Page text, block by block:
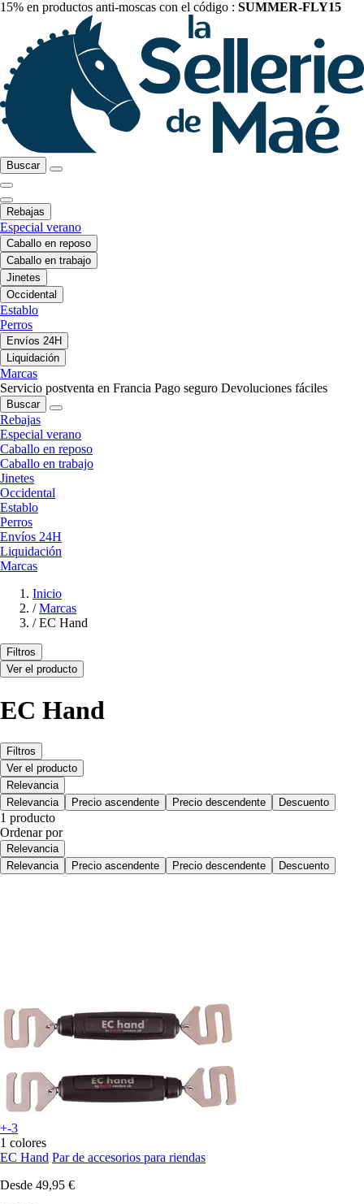
15% en productos anti-moscas con el código : SUMMER-FLY15
Buscar
Rebajas
Especial verano
Caballo en reposo
Caballo en trabajo
Jinetes
Occidental
Establo
Perros
Envíos 24H
Liquidación
Marcas
Servicio postventa en Francia Pago seguro Devoluciones fáciles
Buscar
Rebajas
Especial verano
Caballo en reposo
Caballo en trabajo
Jinetes
Occidental
Establo
Perros
Envíos 24H
Liquidación
Marcas
Inicio
/ Marcas
/ EC Hand
Filtros
Ver el producto
EC Hand
Filtros
Ver el producto
Relevancia
Relevancia
Precio ascendente Precio descendente Descuento
1 producto
Ordenar por
Relevancia
Relevancia
Precio ascendente Precio descendente Descuento
+-3
1 colores
EC Hand Par de accesorios para riendas
Desde 49,95 €